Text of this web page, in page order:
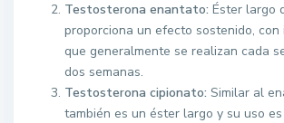
Testosterona enantato: Éster largo
proporciona un efecto sostenido, con
que generalmente se realizan cada
dos semanas.
Testosterona cipionato: Similar al
también es un éster largo y su uso